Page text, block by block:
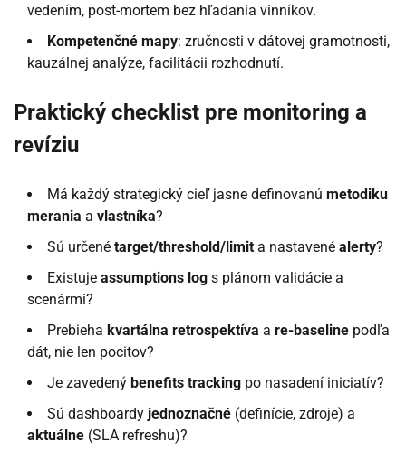
vedením, post-mortem bez hľadania vinníkov.
Kompetenčné mapy: zručnosti v dátovej gramotnosti,
kauzálnej analýze, facilitácii rozhodnutí.
Praktický checklist pre monitoring a
revíziu
Má každý strategický cieľ jasne definovanú metodiku
merania a vlastníka?
Sú určené target/threshold/limit a nastavené alerty?
Existuje assumptions log s plánom validácie a
scenármi?
Prebieha kvartálna retrospektíva a re-baseline podľa
dát, nie len pocitov?
Je zavedený benefits tracking po nasadení iniciatív?
Sú dashboardy jednoznačné (definície, zdroje) a
aktuálne (SLA refreshu)?